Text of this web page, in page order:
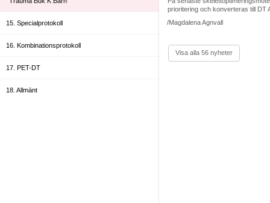
15. Specialprotokoll
16. Kombinationsprotokoll
17. PET-DT
18. Allmänt
prioritering och konverteras till DT
/Magdalena Agnvall
Visa alla 56 nyheter